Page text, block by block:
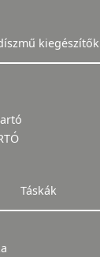
kiegészítők
Táskák